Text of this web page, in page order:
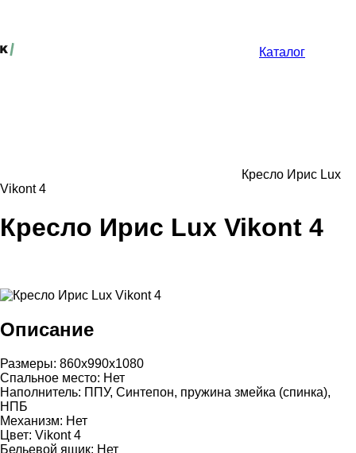
Каталог
Кресло Ирис Lux
Vikont 4
Кресло Ирис Lux Vikont 4
Описание
Размеры: 860х990х1080
Спальное место: Нет
Наполнитель: ППУ, Синтепон, пружина змейка (спинка),
НПБ
Механизм: Нет
Цвет: Vikont 4
Бельевой ящик: Нет